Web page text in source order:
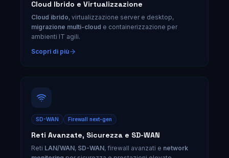
Cloud Ibrido e Virtualizzazione
Cloud ibrido, virtualizzazione server e desktop,
migrazione multi-cloud e containerizzazione per
ambienti IT agili.
Scopri di più
SD-WAN Firewall next-gen
Reti Avanzate, Sicurezza e SD-WAN
Reti LAN/WAN, SD-WAN, firewall avanzati e network